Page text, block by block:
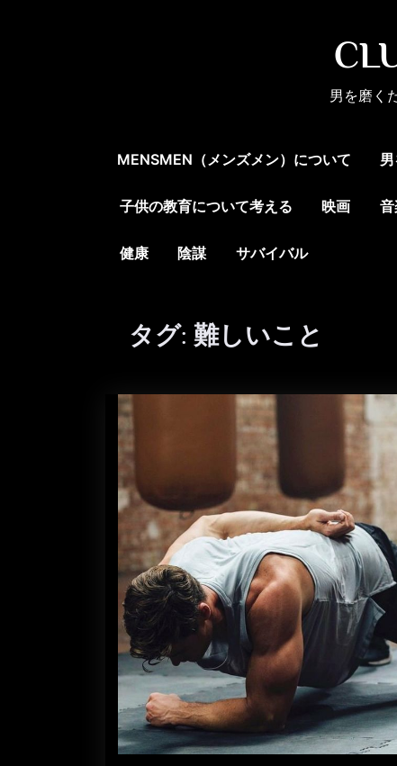
男を磨く
MENSMEN（メンズメン）について 男
子供の教育について考える 映画
健康 陰謀 サバイバル
タグ: 難しいこと